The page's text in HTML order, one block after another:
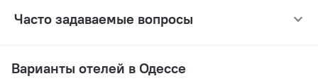
Часто задаваемые вопросы
Варианты отелей в Одессе